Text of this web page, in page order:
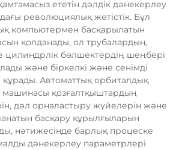
ететін дәлдік дәнекерлеу
революциялық жетістік. Бұл
компьютермен басқарылатын
қолданады, ол трубалардың,
цилиндрлік бөлшектердің шеңбері
және біркелкі және сенімді
Автоматтық орбиталдық
машинасы қозғалтқыштардың
дәл орналастыру жүйелерін және
басқару құрылғыларын
нәтижесінде барлық процеске
дәнекерлеу параметрлері